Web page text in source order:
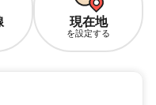
現在地
を設定する